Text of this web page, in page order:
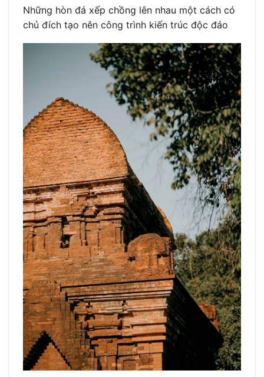
Những hòn đá xếp chồng lên nhau một cách có
chủ đích tạo nên công trình kiến trúc độc đáo